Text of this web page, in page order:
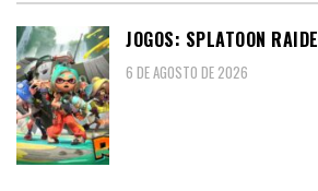
JOGOS: SPLATOON
6 DE AGOSTO DE 2026